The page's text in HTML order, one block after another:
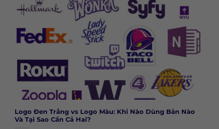
Logo Đen Trắng vs Logo Màu: Khi Nào Dùng Bản Nào
Và Tại Sao Cần Cả Hai?